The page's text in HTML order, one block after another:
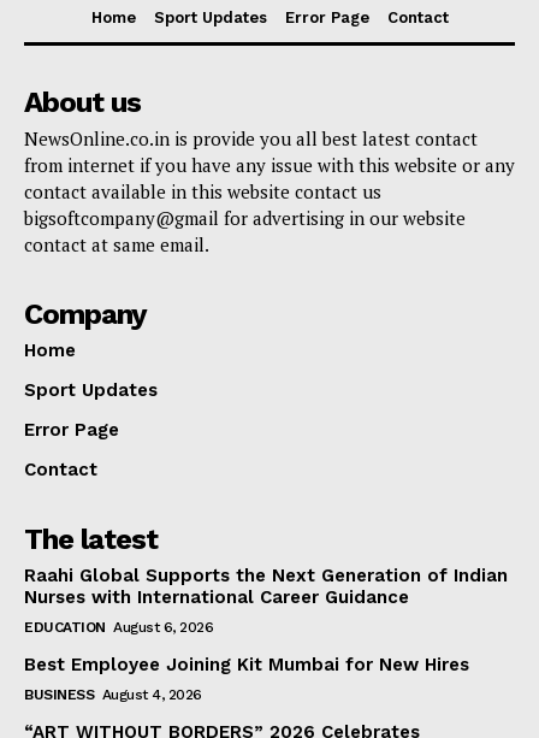
Home Sport Updates Error Page Contact
About us
NewsOnline.co.in is provide you all best latest contact
from internet if you have any issue with this website or any
contact available in this website contact us
bigsoftcompany@gmail for advertising in our website
contact at same email.
Company
Home
Sport Updates
Error Page
Contact
The latest
Raahi Global Supports the Next Generation of Indian
Nurses with International Career Guidance
EDUCATION August 6, 2026
Best Employee Joining Kit Mumbai for New Hires
BUSINESS August 4, 2026
“ART WITHOUT BORDERS” 2026 Celebrates